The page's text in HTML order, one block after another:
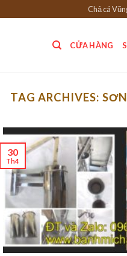
Chả cá
CỬA HÀNG
TAG ARCHIVES:
30
Th4